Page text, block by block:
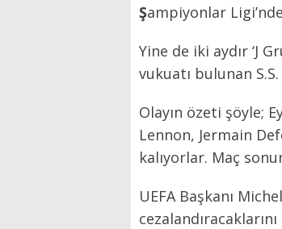
Şampiyonlar
Yine de iki aydır ‘J
vukuatı bulunan
Olayın özeti şöyle;
Lennon, Jermain
kalıyorlar. Maç
UEFA Başkanı